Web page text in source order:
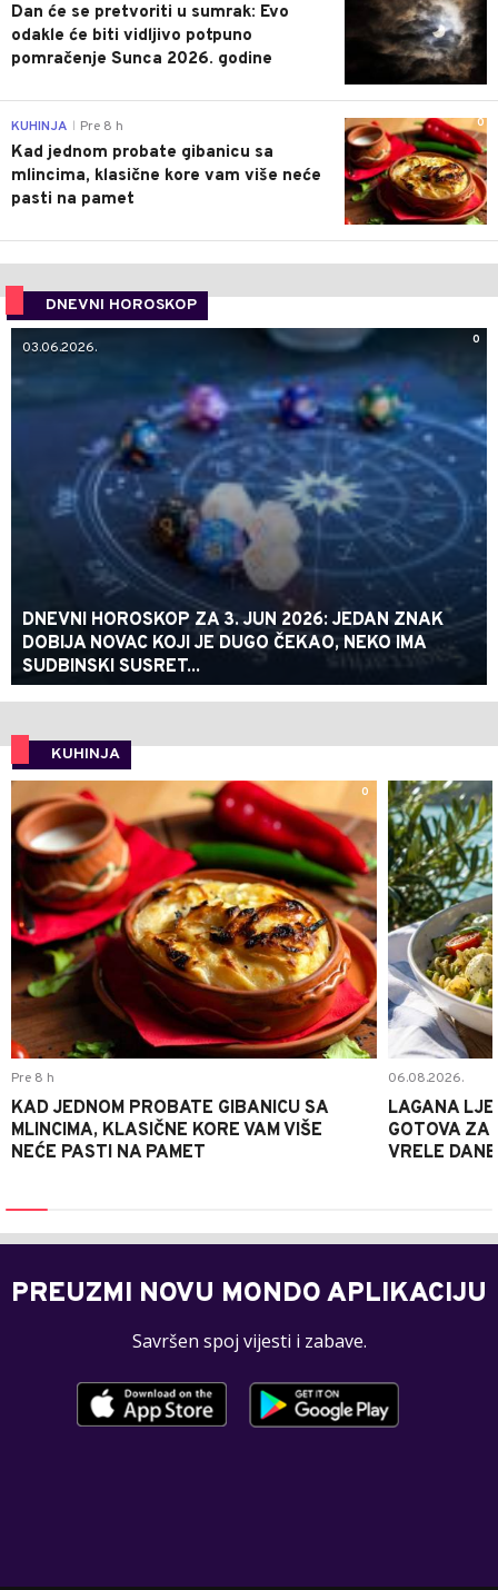
Dan će se pretvoriti u sumrak: Evo
odakle će biti vidljivo potpuno
pomračenje Sunca 2026. godine
0
KUHINJA Pre 8 h
Kad jednom probate gibanicu sa
mlincima, klasične kore vam više neće
pasti na pamet
DNEVNI HOROSKOP
0
03.06.2026.
DNEVNI HOROSKOP ZA 3. JUN 2026: JEDAN ZNAK
DOBIJA NOVAC KOJI JE DUGO ČEKAO, NEKO IMA
SUDBINSKI SUSRET...
KUHINJA
0
Pre 8 h
KAD JEDNOM PROBATE GIBANICU SA
MLINCIMA, KLASIČNE KORE VAM VIŠE
NEĆE PASTI NA PAMET
06.08.2026.
LAGANA
GOTOVA ZA
VRELE DANE
PREUZMI NOVU MONDO APLIKACIJU
Savršen spoj vijesti i zabave.